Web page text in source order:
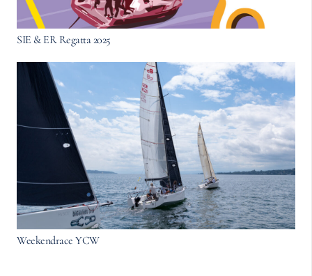
SIE & ER Regatta 2025
Weekendrace YCW